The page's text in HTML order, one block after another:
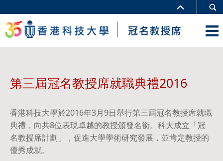
第三屆冠名教授席就職典禮2016
香港科技大學於2016年3月9日舉行第三屆冠名教授席就職
典禮，向共8位表現卓越的教授頒發名銜。科大成立「冠
名教授席計劃」，促進大學學術研究發展，並肯定教授的
優秀成就。